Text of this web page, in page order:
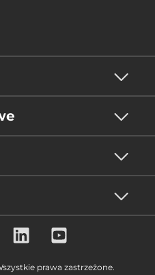
prawa zastrzeżone.